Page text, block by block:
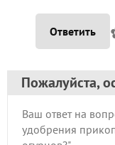
Ответить
Пожалуйста,